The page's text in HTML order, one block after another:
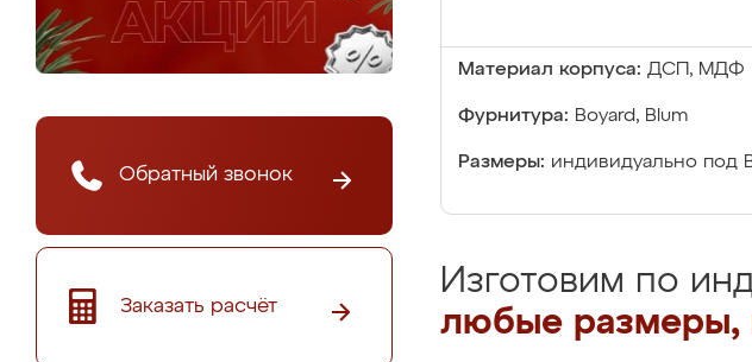
Обратный звонок
Заказать расчёт
Материал корпуса: ДСП, МДФ
Фурнитура: Boyard, Blum
Размеры: индивидуально под
Изготовим по
любые размеры,